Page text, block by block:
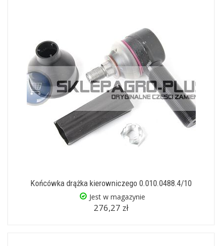
Końcówka drążka kierowniczego 0.010.0488.4/10
Jest w magazynie
276,27 zł